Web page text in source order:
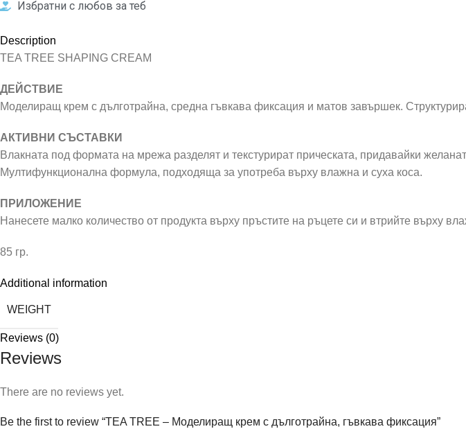
Избратни с любов за теб
Description
TEA TREE SHAPING CREAM
ДЕЙСТВИЕ
Моделиращ крем с дълготрайна, средна гъвкава фиксация и матов завършек.
АКТИВНИ СЪСТАВКИ
Влакната под формата на мрежа разделят и текстурират прическата, придавайки
Мултифункционална формула, подходяща за употреба върху влажна и суха коса.
ПРИЛОЖЕНИЕ
Нанесете малко количество от продукта върху пръстите на ръцете си и втрийте върху
85 гр.
Additional information
WEIGHT
Reviews (0)
Reviews
There are no reviews yet.
Be the first to review “TEA TREE – Моделиращ крем с дълготрайна, гъвкава фиксация”